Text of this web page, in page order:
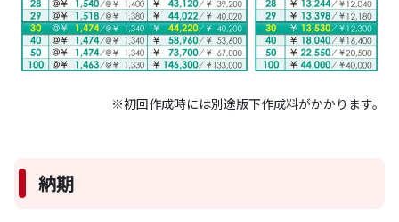
※初回作成時には別途版下作成料がかかります。
納期